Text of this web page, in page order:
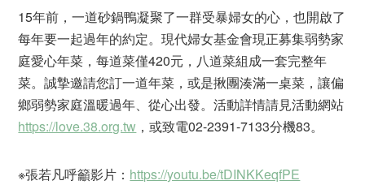
15年前，一道砂鍋鴨凝聚了一群受暴婦女的心，也開啟了
每年要一起過年的約定。現代婦女基金會現正募集弱勢家
庭愛心年菜，每道菜僅420元，八道菜組成一套完整年
菜。誠摯邀請您訂一道年菜，或是揪團湊滿一桌菜，讓偏
鄉弱勢家庭溫暖過年、從心出發。活動詳情請見活動網站
https://love.38.org.tw ，或致電02-2391-7133分機83。
※張若凡呼籲影片： https://youtu.be/tDINKKeqfPE